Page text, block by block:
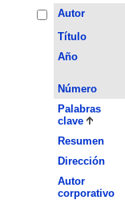
Autor
Título
Año
Número
Palabras
clave
Resumen
Dirección
Autor
corporativo